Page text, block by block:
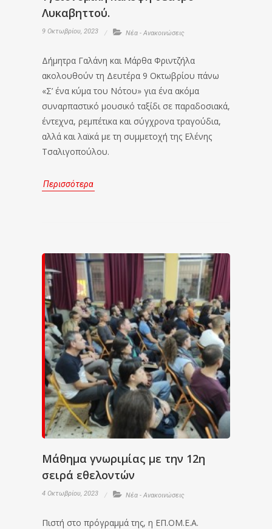
Λυκαβηττού.
9 Οκτωβρίου, 2023 Νέα - Ανακοινώσεις
Δήμητρα Γαλάνη και Μάρθα Φριντζήλα
ακολουθούν τη Δευτέρα 9 Οκτωβρίου πάνω
«Σ’ ένα κύμα του Νότου» για ένα ακόμα
συναρπαστικό μουσικό ταξίδι σε παραδοσιακά,
έντεχνα, ρεμπέτικα και σύγχρονα τραγούδια,
αλλά και λαϊκά με τη συμμετοχή της Ελένης
Τσαλιγοπούλου.
Περισσότερα
Μάθημα γνωριμίας με την 12η
σειρά εθελοντών
4 Οκτωβρίου, 2023 Νέα - Ανακοινώσεις
Πιστή στο πρόγραμμά της, η ΕΠ.ΟΜ.Ε.Α.